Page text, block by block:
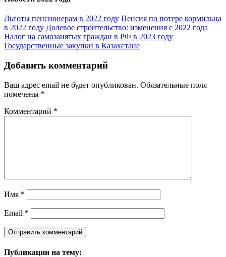
Льготы пенсионерам в 2022 году Пенсия по потере кормильца
в 2022 году Долевое строительство: изменения с 2022 года
Налог на самозанятых граждан в РФ в 2023 году
Государственные закупки в Казахстане
Добавить комментарий
Ваш адрес email не будет опубликован. Обязательные поля
помечены *
Комментарий *
Имя *
Email *
Публикации на тему: